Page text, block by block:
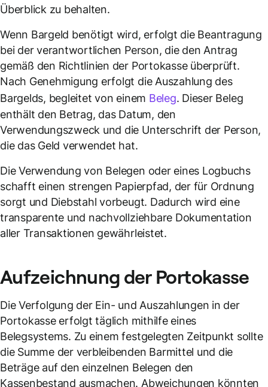
Überblick zu behalten.
Wenn Bargeld benötigt wird, erfolgt die Beantragung
bei der verantwortlichen Person, die den Antrag
gemäß den Richtlinien der Portokasse überprüft.
Nach Genehmigung erfolgt die Auszahlung des
Bargelds, begleitet von einem Beleg. Dieser Beleg
enthält den Betrag, das Datum, den
Verwendungszweck und die Unterschrift der Person,
die das Geld verwendet hat.
Die Verwendung von Belegen oder eines Logbuchs
schafft einen strengen Papierpfad, der für Ordnung
sorgt und Diebstahl vorbeugt. Dadurch wird eine
transparente und nachvollziehbare Dokumentation
aller Transaktionen gewährleistet.
Aufzeichnung derPortokasse
Die Verfolgung der Ein- und Auszahlungen in der
Portokasse erfolgt täglich mithilfe eines
Belegsystems. Zu einem festgelegten Zeitpunkt sollte
die Summe der verbleibenden Barmittel und die
Beträge auf den einzelnen Belegen den
Kassenbestand ausmachen. Abweichungen könnten